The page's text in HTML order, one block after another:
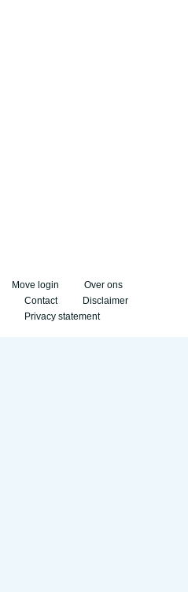
Move login
Over ons
Contact
Disclaimer
Privacy statement